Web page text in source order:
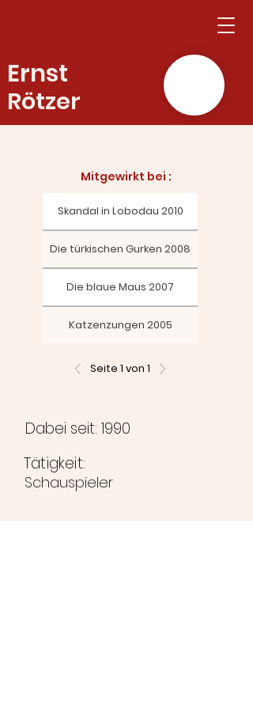
Ernst
Rötzer
Mitgewirkt bei :​
Skandal in Lobodau 2010
Die türkischen Gurken 2008
Die blaue Maus 2007
Katzenzungen 2005
Seite 1 von 1
Dabei seit: 1990
Tätigkeit:
Schauspieler